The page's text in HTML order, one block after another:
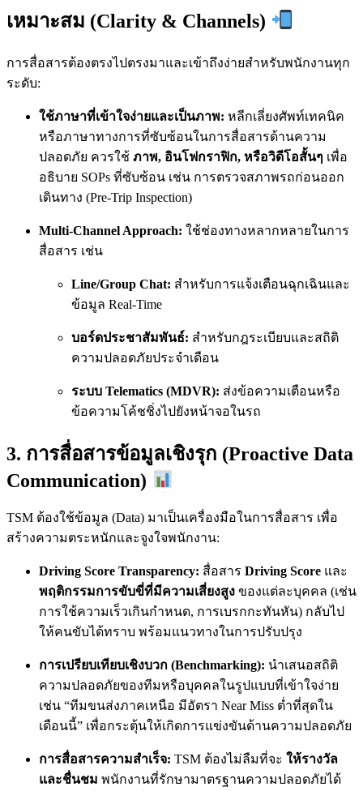
เหมาะสม (Clarity & Channels)
การสื่อสารต้องตรงไปตรงมาและเข้าถึงง่ายสำหรับพนักงานทุก
ระดับ:
ใช้ภาษาที่เข้าใจง่ายและเป็นภาพ: หลีกเลี่ยงศัพท์เทคนิค
หรือภาษาทางการที่ซับซ้อนในการสื่อสารด้านความ
ปลอดภัย ควรใช้ ภาพ, อินโฟกราฟิก, หรือวิดีโอสั้นๆ เพื่อ
อธิบาย SOPs ที่ซับซ้อน เช่น การตรวจสภาพรถก่อนออก
เดินทาง (Pre-Trip Inspection)
Multi-Channel Approach: ใช้ช่องทางหลากหลายในการ
สื่อสาร เช่น
Line/Group Chat: สำหรับการแจ้งเตือนฉุกเฉินและ
ข้อมูล Real-Time
บอร์ดประชาสัมพันธ์: สำหรับกฎระเบียบและสถิติ
ความปลอดภัยประจำเดือน
ระบบ Telematics (MDVR): ส่งข้อความเตือนหรือ
ข้อความโค้ชชิ่งไปยังหน้าจอในรถ
3. การสื่อสารข้อมูลเชิงรุก (Proactive Data
Communication)
TSM ต้องใช้ข้อมูล (Data) มาเป็นเครื่องมือในการสื่อสาร เพื่อ
สร้างความตระหนักและจูงใจพนักงาน:
Driving Score Transparency: สื่อสาร Driving Score และ
พฤติกรรมการขับขี่ที่มีความเสี่ยงสูง ของแต่ละบุคคล (เช่น
การใช้ความเร็วเกินกำหนด, การเบรกกะทันหัน) กลับไป
ให้คนขับได้ทราบ พร้อมแนวทางในการปรับปรุง
การเปรียบเทียบเชิงบวก (Benchmarking): นำเสนอสถิติ
ความปลอดภัยของทีมหรือบุคคลในรูปแบบที่เข้าใจง่าย
เช่น “ทีมขนส่งภาคเหนือ มีอัตรา Near Miss ต่ำที่สุดใน
เดือนนี้” เพื่อกระตุ้นให้เกิดการแข่งขันด้านความปลอดภัย
การสื่อสารความสำเร็จ: TSM ต้องไม่ลืมที่จะ ให้รางวัล
และชื่นชม พนักงานที่รักษามาตรฐานความปลอดภัยได้